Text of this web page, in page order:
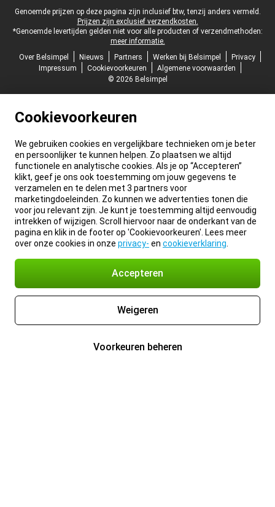
Juridische voettekst
Genoemde prijzen op deze pagina zijn inclusief btw, tenzij anders vermeld.
Prijzen zijn exclusief verzendkosten.
*Genoemde levertijden gelden niet voor alle producten of verzendmethoden:
meer informatie.
Over Belsimpel
Nieuws Partners Werken bij Belsimpel
Privacy
Impressum
Cookievoorkeuren
Algemene voorwaarden
© 2026 Belsimpel
Cookievoorkeuren
We gebruiken cookies en vergelijkbare technieken om je beter
en persoonlijker te kunnen helpen. Zo plaatsen we altijd
functionele en analytische cookies. Als je op “Accepteren”
klikt, geef je ons ook toestemming om jouw gegevens te
verzamelen en te delen met 3 partners voor
marketingdoeleinden. Zo kunnen we advertenties tonen die
voor jou relevant zijn. Je kunt je toestemming altijd eenvoudig
intrekken of wijzigen. Scroll hiervoor naar de onderkant van de
pagina en klik in de footer op 'Cookievoorkeuren'. Lees meer
over onze cookies in onze privacy- en cookieverklaring
Accepteren
Weigeren
Voorkeuren beheren